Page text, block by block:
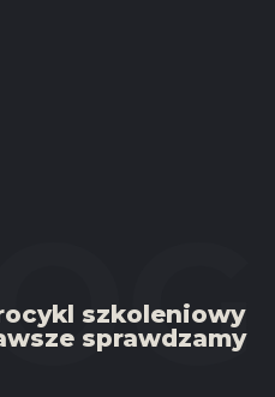
szkoleniowy
sprawdzamy